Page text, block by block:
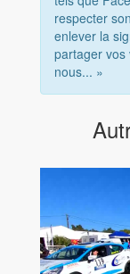
respecter
enlever la
partager vos
nous... »